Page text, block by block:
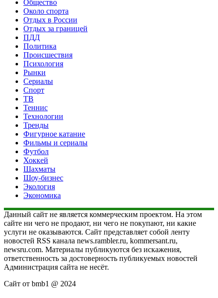
Общество
Около спорта
Отдых в России
Отдых за границей
ПДД
Политика
Происшествия
Психология
Рынки
Сериалы
Спорт
ТВ
Теннис
Технологии
Тренды
Фигурное катание
Фильмы и сериалы
Футбол
Хоккей
Шахматы
Шоу-бизнес
Экология
Экономика
Данный сайт не является коммерческим проектом. На этом
сайте ни чего не продают, ни чего не покупают, ни какие
услуги не оказываются. Сайт представляет собой ленту
новостей RSS канала news.rambler.ru, kommersant.ru,
newsru.com. Материалы публикуются без искажения,
ответственность за достоверность публикуемых новостей
Администрация сайта не несёт.
Сайт от bmb1 @ 2024